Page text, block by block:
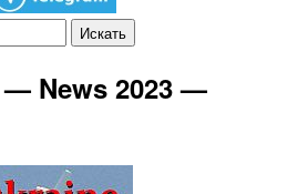
News 2023 —